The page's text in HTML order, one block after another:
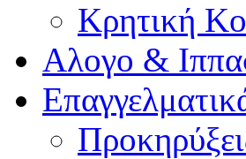
Κρητική
Αλογο &